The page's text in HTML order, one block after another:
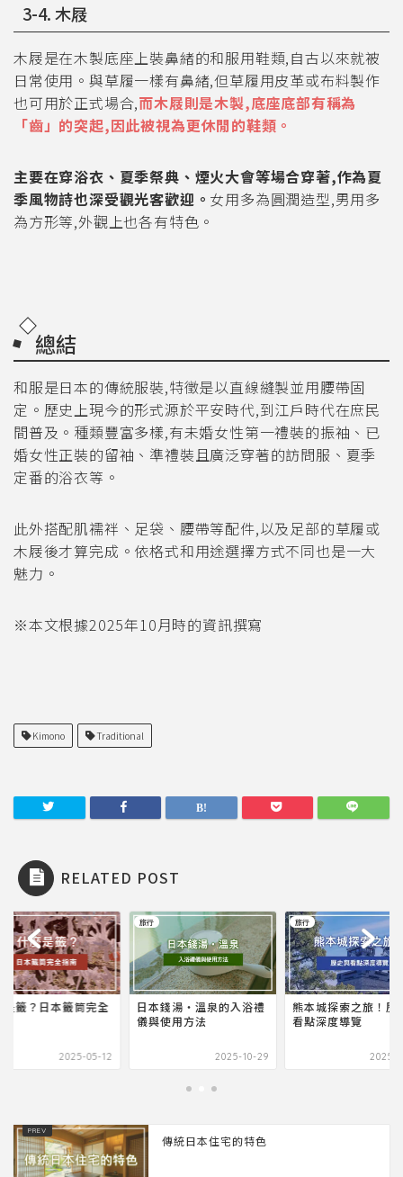
3-4. 木屐
木屐是在木製底座上裝鼻緒的和服用鞋類,自古以來就被
日常使用。與草履一樣有鼻緒,但草履用皮革或布料製作
也可用於正式場合,而木屐則是木製,底座底部有稱為
「齒」的突起,因此被視為更休閒的鞋類。
主要在穿浴衣、夏季祭典、煙火大會等場合穿著,作為夏
季風物詩也深受觀光客歡迎。 女用多為圓潤造型,男用多
為方形等,外觀上也各有特色。
總結
和服是日本的傳統服裝,特徵是以直線縫製並用腰帶固
定。歷史上現今的形式源於平安時代,到江戶時代在庶民
間普及。種類豐富多樣,有未婚女性第一禮裝的振袖、已
婚女性正裝的留袖、準禮裝且廣泛穿著的訪問服、夏季
定番的浴衣等。
此外搭配肌襦袢、足袋、腰帶等配件,以及足部的草履或
木屐後才算完成。依格式和用途選擇方式不同也是一大
魅力。
※本文根據2025年10月時的資訊撰寫
Kimono Traditional
RELATED POST
是籤？日本籤筒完全
2025-05-12
旅行
日本錢湯・溫泉的入浴禮
儀與使用方法
2025-10-29
旅行
熊本城探索之旅！歷
看點深度導覽
2025-
傳統日本住宅的特色